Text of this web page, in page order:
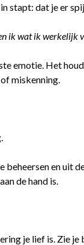
stapt: dat je er
ik wat ik werkelijk
emotie. Het
miskenning.
beheersen en uit
de hand is.
je lief is. Zie